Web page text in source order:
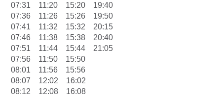
07:31 11:20 15:20 19:40
07:36 11:26 15:26 19:50
07:41 11:32 15:32 20:15
07:46 11:38 15:38 20:40
07:51 11:44 15:44 21:05
07:56 11:50 15:50
08:01 11:56 15:56
08:07 12:02 16:02
08:12 12:08 16:08